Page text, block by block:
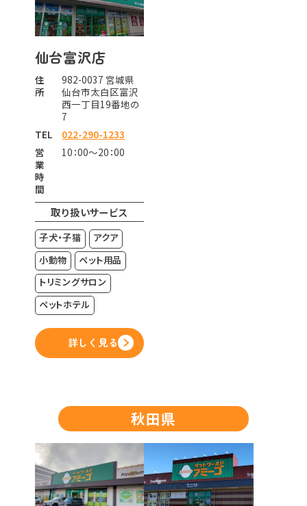
仙台富沢店
住
所
982-0037 宮城県
仙台市太白区富沢
西一丁目19番地の
7
TEL
022-290-1233
営
業
時
間
10：00～20：00
取り扱いサービス
子犬・子猫
アクア
小動物
ペット用品
トリミングサロン
ペットホテル
詳しく見る
秋田県